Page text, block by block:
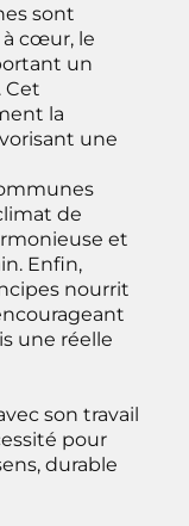
sont
cœur, le
un
Cet
la
une
de
et
Enfin,
nourrit
une réelle
son travail
pour
durable